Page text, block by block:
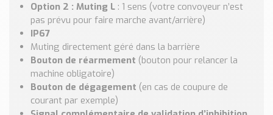
Option 2 : Muting L : 1 sens (votre convoyeur n’est
pas prévu pour faire marche avant/arrière)
IP67
Muting directement géré dans la barrière
Bouton de réarmement (bouton pour relancer la
machine obligatoire)
Bouton de dégagement (en cas de coupure de
courant par exemple)